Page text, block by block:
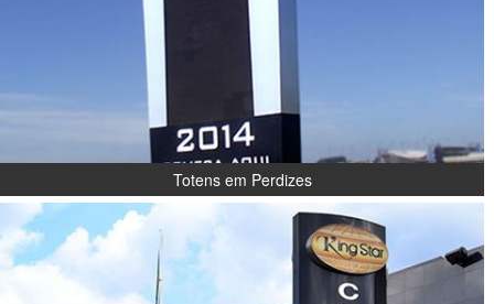
Totens em Perdizes